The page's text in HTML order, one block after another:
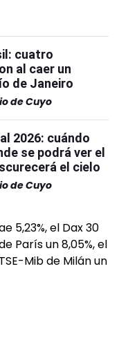
cuatro
al caer un
de Janeiro
de Cuyo
2026: cuándo
se podrá ver el
el cielo
de Cuyo
5,23%, el Dax 30
París un 8,05%, el
Mib de Milán un